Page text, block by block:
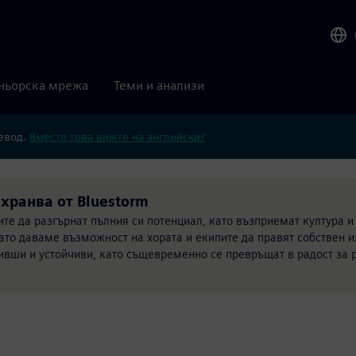
мрежа Теми и анализи
Вместо това вижте на английски?
от Bluestorm
да разгърнат пълния си потенциал, като възприемат култура и
даваме възможност на хората и екипите да правят собствен
и устойчиви, като същевременно се превръщат в радост за